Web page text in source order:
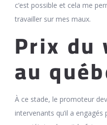
c’est possible et cela me
travailler sur mes maux.
Prix du
au
À ce stade, le promoteur
intervenants qu’il a